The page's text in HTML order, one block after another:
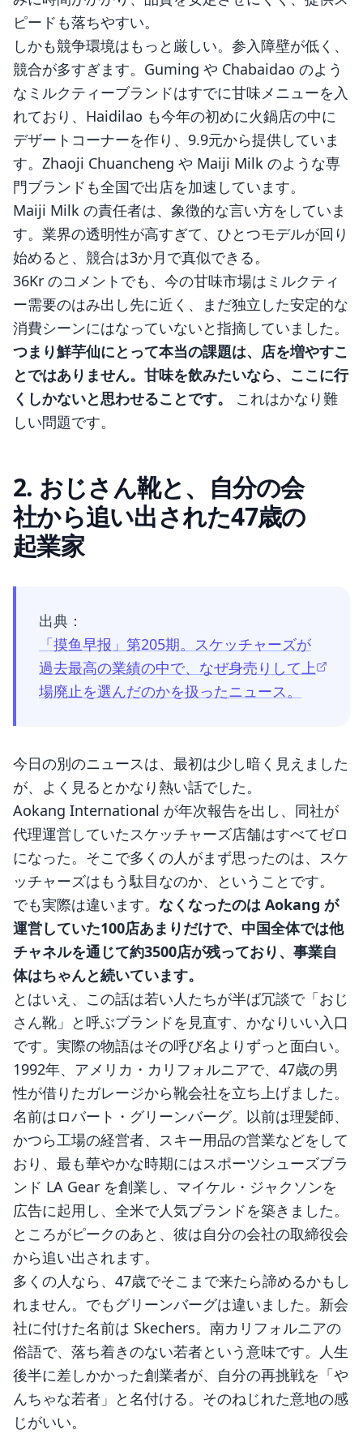
ピードも落ちやすい。
しかも競争環境はもっと厳しい。参入障壁が低く、
競合が多すぎます。Guming や Chabaidao のよう
なミルクティーブランドはすでに甘味メニューを入
れており、Haidilao も今年の初めに火鍋店の中に
デザートコーナーを作り、9.9元から提供していま
す。Zhaoji Chuancheng や Maiji Milk のような専
門ブランドも全国で出店を加速しています。
Maiji Milk の責任者は、象徴的な言い方をしていま
す。業界の透明性が高すぎて、ひとつモデルが回り
始めると、競合は3か月で真似できる。
36Kr のコメントでも、今の甘味市場はミルクティ
ー需要のはみ出し先に近く、まだ独立した安定的な
消費シーンにはなっていないと指摘していました。
つまり鮮芋仙にとって本当の課題は、店を増やすこ
とではありません。甘味を飲みたいなら、ここに行
くしかないと思わせることです。
これはかなり難
しい問題です。
2. おじさん靴と、自分の会
社から追い出された47歳の
起業家
出典：
「摸鱼早报」第205期。スケッチャーズが
過去最高の業績の中で、なぜ身売りして上
場廃止を選んだのかを扱ったニュース。
今日の別のニュースは、最初は少し暗く見えました
が、よく見るとかなり熱い話でした。
Aokang International が年次報告を出し、同社が
代理運営していたスケッチャーズ店舗はすべてゼロ
になった。そこで多くの人がまず思ったのは、スケ
ッチャーズはもう駄目なのか、ということです。
でも実際は違います。 なくなったのは Aokang が
運営していた100店あまりだけで、中国全体では他
チャネルを通じて約3500店が残っており、事業自
体はちゃんと続いています。
とはいえ、この話は若い人たちが半ば冗談で「おじ
さん靴」と呼ぶブランドを見直す、かなりいい入口
です。実際の物語はその呼び名よりずっと面白い。
1992年、アメリカ・カリフォルニアで、47歳の男
性が借りたガレージから靴会社を立ち上げました。
名前はロバート・グリーンバーグ。以前は理髪師、
かつら工場の経営者、スキー用品の営業などをして
おり、最も華やかな時期にはスポーツシューズブラ
ンド LA Gear を創業し、マイケル・ジャクソンを
広告に起用し、全米で人気ブランドを築きました。
ところがピークのあと、彼は自分の会社の取締役会
から追い出されます。
多くの人なら、47歳でそこまで来たら諦めるかもし
れません。でもグリーンバーグは違いました。新会
社に付けた名前は Skechers。南カリフォルニアの
俗語で、落ち着きのない若者という意味です。人生
後半に差しかかった創業者が、自分の再挑戦を「や
んちゃな若者」と名付ける。そのねじれた意地の感
じがいい。